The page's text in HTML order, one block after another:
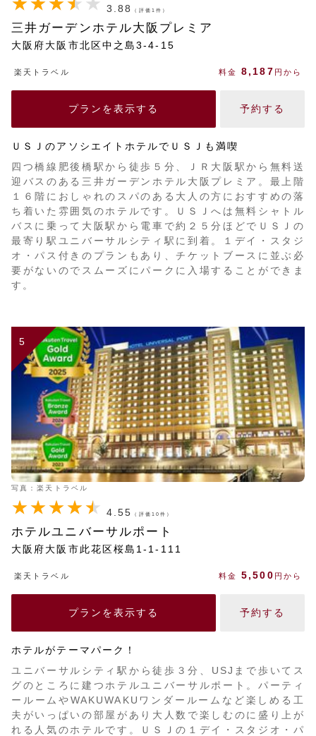
3.88 （評価1件）
三井ガーデンホテル大阪プレミア
大阪府大阪市北区中之島3-4-15
ＵＳＪのアソシエイトホテルでＵＳＪも満喫
四つ橋線肥後橋駅から徒歩５分、ＪＲ大阪駅から無料送
迎バスのある三井ガーデンホテル大阪プレミア。最上階
１６階におしゃれのスパのある大人の方におすすめの落
ち着いた雰囲気のホテルです。ＵＳＪへは無料シャトル
バスに乗って大阪駅から電車で約２５分ほどでＵＳＪの
最寄り駅ユニバーサルシティ駅に到着。１デイ・スタジ
オ・パス付きのプランもあり、チケットブースに並ぶ必
要がないのでスムーズにパークに入場することができま
す。
楽天トラベル 料金 8,187 円から
プランを表示する 予約する
5
写真：楽天トラベル
4.55 （評価10件）
ホテルユニバーサルポート
大阪府大阪市此花区桜島1-1-111
ホテルがテーマパーク！
ユニバーサルシティ駅から徒歩３分、USJまで歩いてス
グのところに建つホテルユニバーサルポート。パーティ
ールームやWAKUWAKUワンダールームなど楽しめる工
夫がいっぱいの部屋があり大人数で楽しむのに盛り上が
れる人気のホテルです。ＵＳＪの１デイ・スタジオ・パ
楽天トラベル 料金 5,500 円から
プランを表示する 予約する